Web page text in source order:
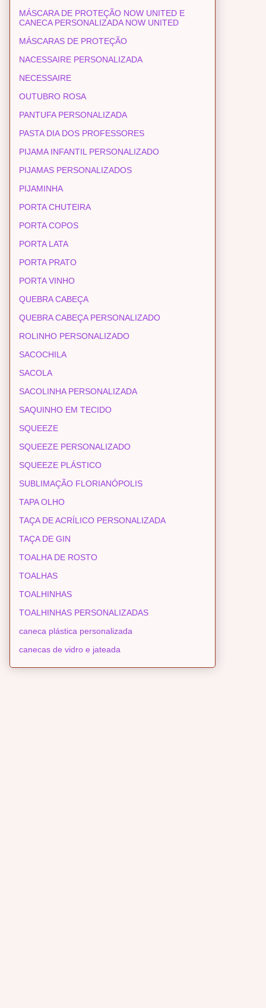
MÁSCARA DE PROTEÇÃO NOW UNITED E
CANECA PERSONALIZADA NOW UNITED
MÁSCARAS DE PROTEÇÃO
NACESSAIRE PERSONALIZADA
NECESSAIRE
OUTUBRO ROSA
PANTUFA PERSONALIZADA
PASTA DIA DOS PROFESSORES
PIJAMA INFANTIL PERSONALIZADO
PIJAMAS PERSONALIZADOS
PIJAMINHA
PORTA CHUTEIRA
PORTA COPOS
PORTA LATA
PORTA PRATO
PORTA VINHO
QUEBRA CABEÇA
QUEBRA CABEÇA PERSONALIZADO
ROLINHO PERSONALIZADO
SACOCHILA
SACOLA
SACOLINHA PERSONALIZADA
SAQUINHO EM TECIDO
SQUEEZE
SQUEEZE PERSONALIZADO
SQUEEZE PLÁSTICO
SUBLIMAÇÃO FLORIANÓPOLIS
TAPA OLHO
TAÇA DE ACRÍLICO PERSONALIZADA
TAÇA DE GIN
TOALHA DE ROSTO
TOALHAS
TOALHINHAS
TOALHINHAS PERSONALIZADAS
caneca plástica personalizada
canecas de vidro e jateada